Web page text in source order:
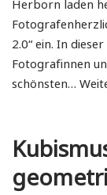
2.0“ ein. In
Fotografinnen
schönsten…